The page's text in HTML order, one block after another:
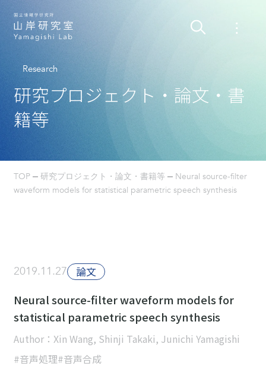
Research
研究プロジェクト・論文・書
籍等
TOP 研究プロジェクト・論文・書籍等
Neural source-filter
waveform models for statistical parametric speech synthesis
2019.11.27 論文
Neural source-filter waveform models for
statistical parametric speech synthesis
Author：Xin Wang, Shinji Takaki, Junichi Yamagishi
#音声処理#音声合成